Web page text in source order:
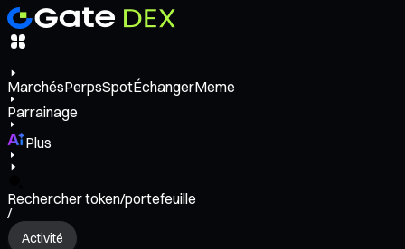
MarchésPerpsSpotÉchangerMeme
Parrainage
Plus
Rechercher token/portefeuille
/
Activité